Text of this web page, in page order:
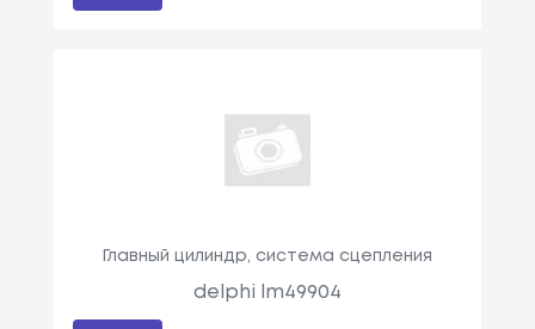
Главный цилиндр, система сцепления
delphi lm49904